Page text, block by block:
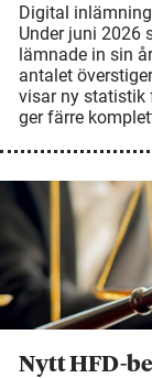
Digital
Under juni 2026
lämnade in sin
antalet
visar ny statistik
ger färre
Nytt HFD-